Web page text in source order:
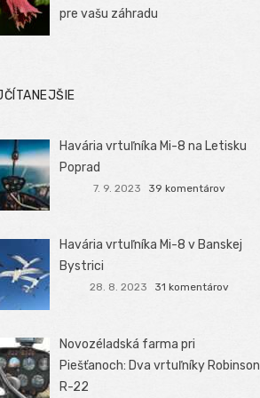
pre vašu záhradu
Havária vrtuľníka Mi-8 na Letisku
Poprad
7. 9. 2023 39 komentárov
Havária vrtuľníka Mi-8 v Banskej
Bystrici
28. 8. 2023 31 komentárov
Novozéladská farma pri
Piešťanoch: Dva vrtuľníky Robinson
R-22